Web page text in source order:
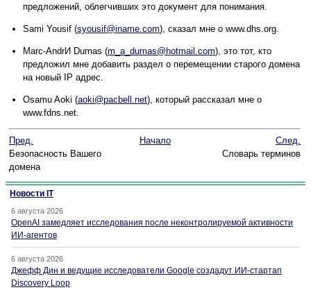
предложений, облегчивших это документ для понимания.
Sami Yousif (syousif@iname.com), сказал мне о www.dhs.org.
Marc-AndrИ Dumas (m_a_dumas@hotmail.com), это тот, кто
предложил мне добавить раздел о перемещении старого домена
на новый IP адрес.
Osamu Aoki (aoki@pacbell.net), который рассказал мне о
www.fdns.net.
Пред. Начало
След.
Безопасность Вашего
домена
Словарь терминов
Новости IT
6 августа 2026
OpenAI замедляет исследования после неконтролируемой активности
ИИ-агентов
6 августа 2026
Джефф Дин и ведущие исследователи Google создадут ИИ-стартап
Discovery Loop